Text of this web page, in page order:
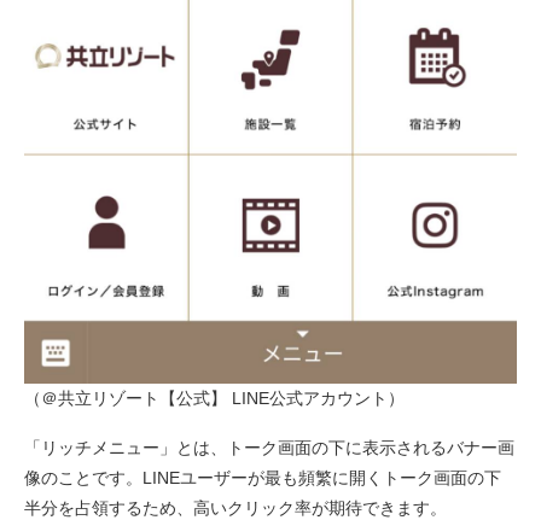
（＠共立リゾート【公式】 LINE公式アカウント）
「リッチメニュー」とは、トーク画面の下に表示されるバナー画
像のことです。LINEユーザーが最も頻繁に開くトーク画面の下
半分を占領するため、高いクリック率が期待できます。